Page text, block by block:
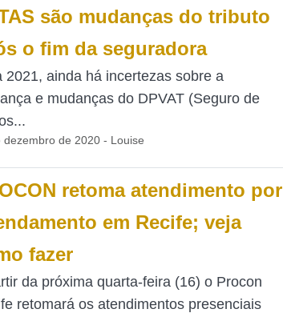
são mudanças do tributo
o fim da seguradora
2021, ainda há incertezas sobre a
e mudanças do DPVAT (Seguro de
dezembro de 2020 - Louise
retoma atendimento por
em Recife; veja
fazer
da próxima quarta-feira (16) o Procon
retomará os atendimentos presenciais